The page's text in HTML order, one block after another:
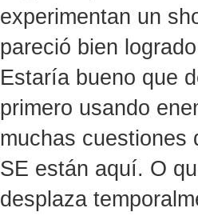
experimentan un
pareció bien
Estaría bueno que
primero usando
muchas cuestiones
SE están aquí. O
desplaza